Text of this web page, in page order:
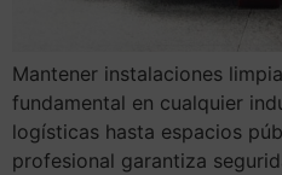
Mantener instalaciones
fundamental en cualquier
logísticas hasta espacios
profesional garantiza